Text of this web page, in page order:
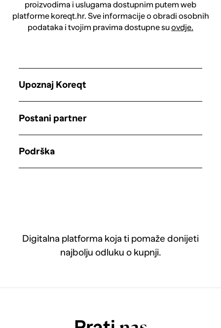
proizvodima i uslugama dostupnim putem web
platforme koreqt.hr. Sve informacije o obradi osobnih
podataka i tvojim pravima dostupne suovdje.
Digitalna platforma koja ti pomaže donijeti
najbolju odluku o kupnji.
Upoznaj Koreqt
Postani partner
Podrška